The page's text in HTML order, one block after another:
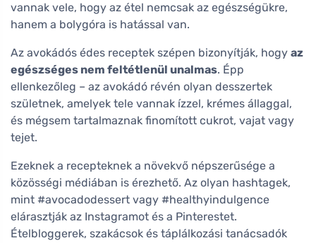
vannak vele, hogy az étel nemcsak az egészségükre,
hanem a bolygóra is hatással van.
Az avokádós édes receptek szépen bizonyítják, hogy az
egészséges nem feltétlenül unalmas. Épp
ellenkezőleg – az avokádó révén olyan desszertek
születnek, amelyek tele vannak ízzel, krémes állaggal,
és mégsem tartalmaznak finomított cukrot, vajat vagy
tejet.
Ezeknek a recepteknek a növekvő népszerűsége a
közösségi médiában is érezhető. Az olyan hashtagek,
mint #avocadodessert vagy #healthyindulgence
elárasztják az Instagramot és a Pinterestet.
Ételbloggerek, szakácsok és táplálkozási tanácsadók